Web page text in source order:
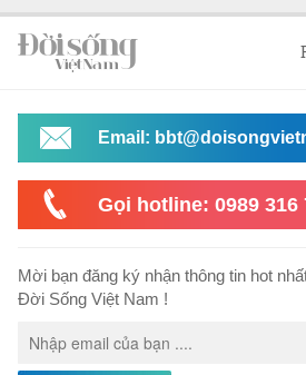
Email:
Gọi hotline: 0989 316
Mời bạn đăng ký nhận thông tin hot
Đời Sống Việt Nam !